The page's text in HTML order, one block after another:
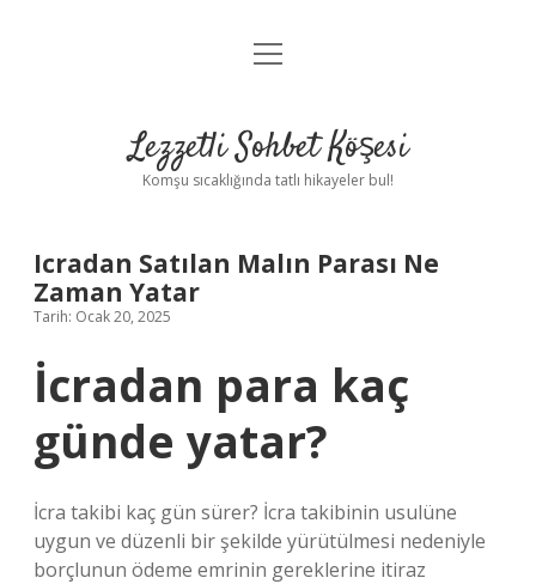
Anasayfa
Yasal Uyarı
menüyü
Lezzetli Sohbet Köşesi
Komşu sıcaklığında tatlı hikayeler bul!
Icradan Satılan Malın Parası Ne
Zaman Yatar
Tarih: Ocak 20, 2025
İcradan para kaç
günde yatar?
İcra takibi kaç gün sürer? İcra takibinin usulüne
uygun ve düzenli bir şekilde yürütülmesi nedeniyle
borçlunun ödeme emrinin gereklerine itiraz